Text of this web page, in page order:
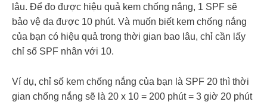
lâu. Để đo được hiệu quả kem chống nắng, 1 SPF sẽ
bảo vệ da được 10 phút. Và muốn biết kem chống nắng
của bạn có hiệu quả trong thời gian bao lâu, chỉ cần lấy
chỉ số SPF nhân với 10.
Ví dụ, chỉ số kem chống nắng của bạn là SPF 20 thì thời
gian chống nắng sẽ là 20 x 10 = 200 phút = 3 giờ 20 phút